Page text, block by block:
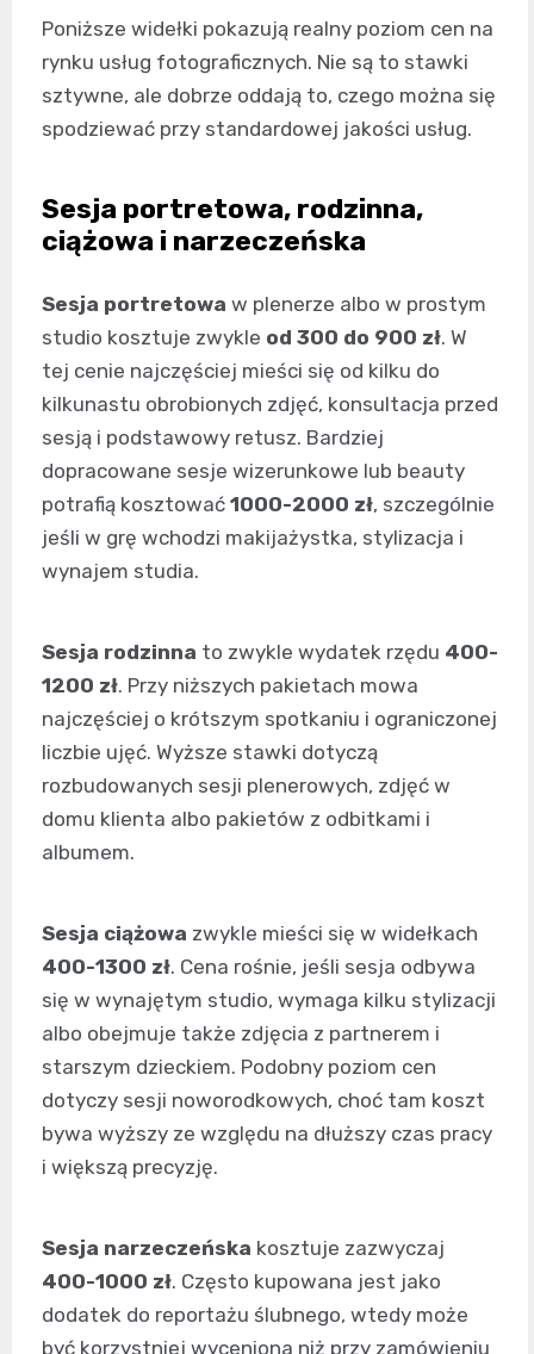
Poniższe widełki pokazują realny poziom cen na
rynku usług fotograficznych. Nie są to stawki
sztywne, ale dobrze oddają to, czego można się
spodziewać przy standardowej jakości usług.
Sesja portretowa, rodzinna,
ciążowa i narzeczeńska
Sesja portretowa w plenerze albo w prostym
studio kosztuje zwykle od 300 do 900 zł. W
tej cenie najczęściej mieści się od kilku do
kilkunastu obrobionych zdjęć, konsultacja przed
sesją i podstawowy retusz. Bardziej
dopracowane sesje wizerunkowe lub beauty
potrafią kosztować 1000-2000 zł, szczególnie
jeśli w grę wchodzi makijażystka, stylizacja i
wynajem studia.
Sesja rodzinna to zwykle wydatek rzędu 400-
1200 zł. Przy niższych pakietach mowa
najczęściej o krótszym spotkaniu i ograniczonej
liczbie ujęć. Wyższe stawki dotyczą
rozbudowanych sesji plenerowych, zdjęć w
domu klienta albo pakietów z odbitkami i
albumem.
Sesja ciążowa zwykle mieści się w widełkach
400-1300 zł. Cena rośnie, jeśli sesja odbywa
się w wynajętym studio, wymaga kilku stylizacji
albo obejmuje także zdjęcia z partnerem i
starszym dzieckiem. Podobny poziom cen
dotyczy sesji noworodkowych, choć tam koszt
bywa wyższy ze względu na dłuższy czas pracy
i większą precyzję.
Sesja narzeczeńska kosztuje zazwyczaj
400-1000 zł. Często kupowana jest jako
dodatek do reportażu ślubnego, wtedy może
być korzystniej wyceniona niż przy zamówieniu